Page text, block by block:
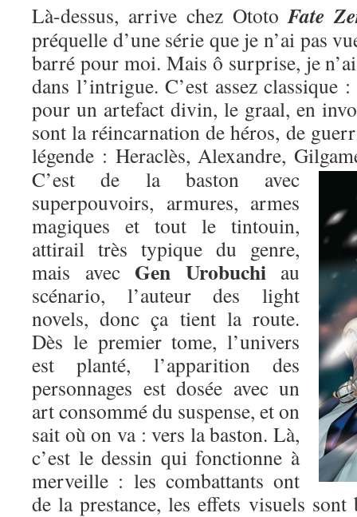
Là-dessus, arrive chez OtotoFate
préquelle d’une série que je n’ai pas
barré pour moi. Mais ô surprise, je
dans l’intrigue. C’est assez classique
pour un artefact divin, le graal, en
sont la réincarnation de héros, de
légende : Heraclès, Alexandre,
C’est de la baston avec
superpouvoirs, armures, armes
magiques et tout le tintouin,
attirail très typique du genre,
mais avec Gen Urobuchiau
scénario, l’auteur des light
novels, donc ça tient la route.
Dès le premier tome, l’univers
est planté, l’apparition des
personnages est dosée avec un
art consommé du suspense, et on
sait où on va : vers la baston. Là,
c’est le dessin qui fonctionne à
merveille : les combattants ont
de la prestance, les effets visuels sont